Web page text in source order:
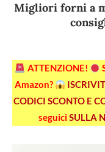
Migliori forni a
ATTENZIONE!
Amazon?
CODICI SCONTO E
seguiciSULLA